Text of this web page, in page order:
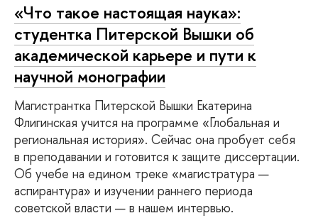
«Что такое настоящая наука»:
студентка Питерской Вышки об
академической карьере и пути к
научной монографии
Магистрантка Питерской Вышки Екатерина
Флигинская учится на программе «Глобальная и
региональная история». Сейчас она пробует себя
в преподавании и готовится к защите диссертации.
Об учебе на едином треке «магистратура —
аспирантура» и изучении раннего периода
советской власти — в нашем интервью.